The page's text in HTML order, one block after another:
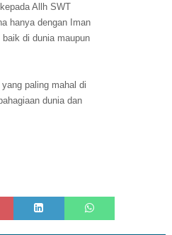
Allh SWT
hanya dengan Iman
di dunia maupun
paling mahal di
dunia dan